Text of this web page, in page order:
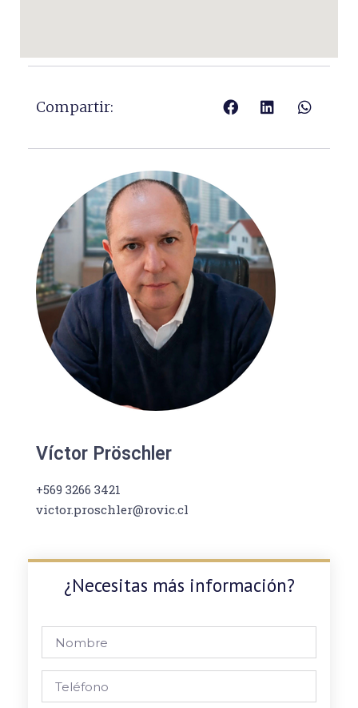
Compartir:
Víctor Pröschler
+569 3266 3421
victor.proschler@rovic.cl
¿Necesitas más información?